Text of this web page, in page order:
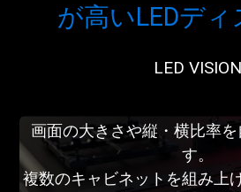
が高いLEDディ
LED VISION
画面の大きさや縦・横比率
す。
複数のキャビネットを組み上